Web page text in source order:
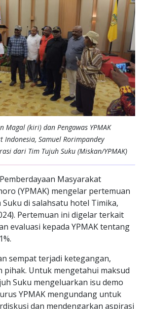
Magal (kiri) dan Pengawas YPMAK
Indonesia, Samuel Rorimpandey
dari Tim Tujuh Suku (Miskan/YPMAK)
Masyarakat
(YPMAK) mengelar pertemuan
di salahsatu hotel Timika,
Pertemuan ini digelar terkait
evaluasi kepada YPMAK tentang
sempat terjadi ketegangan,
pihak. Untuk mengetahui maksud
Suku mengeluarkan isu demo
YPMAK mengundang untuk
dan mendengarkan aspirasi